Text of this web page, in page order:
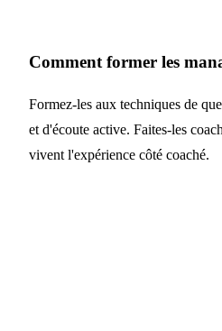
Comment former les
Formez-les aux techniques de
et d'écoute active. Faites-les
vivent l'expérience côté coaché.